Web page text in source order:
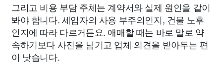
그리고 비용 부담 주체는 계약서와 실제 원인을 같이
봐야 합니다. 세입자의 사용 부주의인지, 건물 노후
인지에 따라 다르거든요. 애매할 때는 바로 말로 약
속하기보다 사진을 남기고 업체 의견을 받아두는 편
이 낫습니다.